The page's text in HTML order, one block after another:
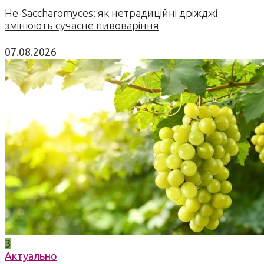
Не-Saccharomyces: як нетрадиційні дріжджі
змінюють сучасне пивоваріння
07.08.2026
3
Актуально